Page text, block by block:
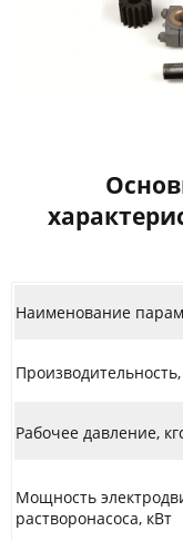
Наименование
Рабочее давление,
Мощность
растворонасоса, кВт